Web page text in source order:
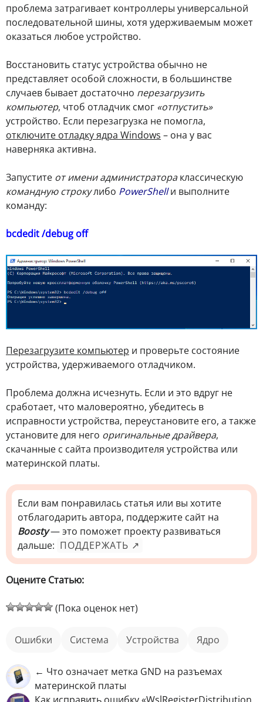
проблема затрагивает контроллеры универсальной
последовательной шины, хотя удерживаемым может
оказаться любое устройство.
Восстановить статус устройства обычно не
представляет особой сложности, в большинстве
случаев бывает достаточно перезагрузить
компьютер, чтоб отладчик смог «отпустить»
устройство. Если перезагрузка не помогла,
отключите отладку ядра Windows – она у вас
наверняка активна.
Запустите от имени администратораклассическую
командную строкулибо PowerShellи выполните
команду:
bcdedit /debug off
Перезагрузите компьютер и проверьте состояние
устройства, удерживаемого отладчиком.
Проблема должна исчезнуть. Если и это вдруг не
сработает, что маловероятно, убедитесь в
исправности устройства, переустановите его, а также
установите для него оригинальные драйвера,
скачанные с сайта производителя устройства или
материнской платы.
Если вам понравилась статья или вы хотите
отблагодарить автора, поддержите сайт на
Boosty— это поможет проекту развиваться
дальше: ПОДДЕРЖАТЬ ↗
Оцените Статью:
(Пока оценок нет)
ошибки Система устройства ядро
← Что означает метка GND на разъемах
материнской платы